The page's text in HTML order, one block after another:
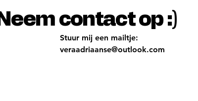
Neem contact op :)
Stuur mij een mailtje:
veraadriaanse@outlook.com